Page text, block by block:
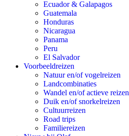
Ecuador & Galapagos
Guatemala
Honduras
Nicaragua
Panama
Peru
El Salvador
Voorbeeldreizen
Natuur en/of vogelreizen
Landcombinaties
Wandel en/of actieve reizen
Duik en/of snorkelreizen
Cultuurreizen
Road trips
Familiereizen